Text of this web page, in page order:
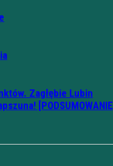
Zagłębie Lubin